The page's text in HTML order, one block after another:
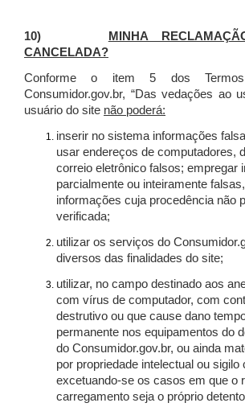
10)
MINHA
CANCELADA?
Conforme o item 5 dos
Consumidor.gov.br, “Das vedações ao
usuário do site não poderá:
inserir no sistema informações
usar endereços de computadores,
correio eletrônico falsos; empregar
parcialmente ou inteiramente
informações cuja procedência não
verificada;
utilizar os serviços do
diversos das finalidades do site;
utilizar, no campo destinado aos
com vírus de computador, com
destrutivo ou que cause dano
permanente nos equipamentos do
do Consumidor.gov.br, ou ainda
por propriedade intelectual ou sigilo
excetuando-se os casos em que o
carregamento seja o próprio